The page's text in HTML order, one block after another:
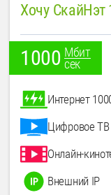
Хочу СкайНэт
1000 Мбит
сек
Интернет
Цифровое ТВ
Онлайн-
Внешний IP